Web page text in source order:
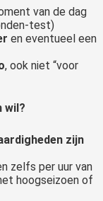
van de dag
test)
en eventueel een
, ook niet “voor
wil?
zijn
zelfs per uur van
hoogseizoen of